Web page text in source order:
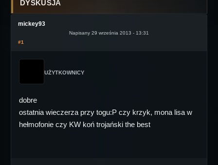
DYSKUSJA
mickey93
Napisany 29 września 2013 - 13:31
#1
UŻYTKOWNICY
dobre
ostatnia wieczerza przy togu:P czy krzyk, mona lisa w
hełmofonie czy KW koń trojański the best